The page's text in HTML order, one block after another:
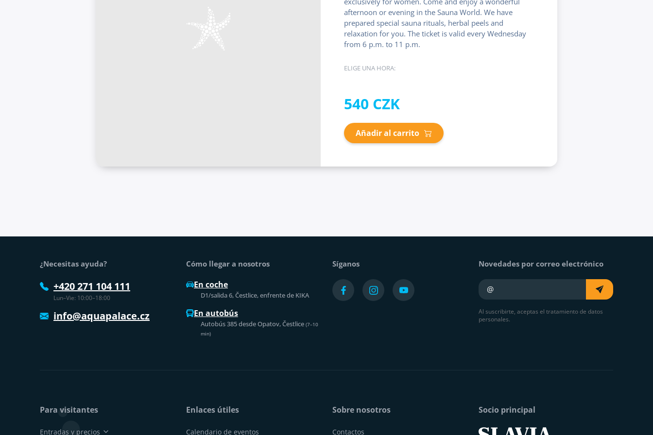
afternoon or evening in the Sauna World. We have
prepared special sauna rituals, herbal peels and
relaxation for you. The ticket is valid every Wednesday
from 6 p.m. to 11 p.m.
ELIGE UNA HORA:
540 CZK
Añadir al carrito
¿Necesitas ayuda?
+420 271 104 111
Lun–Vie: 10:00–18:00
info@aquapalace.cz
Cómo llegar a nosotros
En coche
D1/salida 6, Čestlice, enfrente de KIKA
En autobús
Autobús 385 desde Opatov, Čestlice (7–10
min)
Síganos Novedades por correo electrónico
Su e-mail
Al suscribirte, aceptas el tratamiento de datos
personales.
Para visitantes
Entradas y precios
Enlaces útiles
Calendario de eventos
Sobre nosotros
Contactos
Socio principal